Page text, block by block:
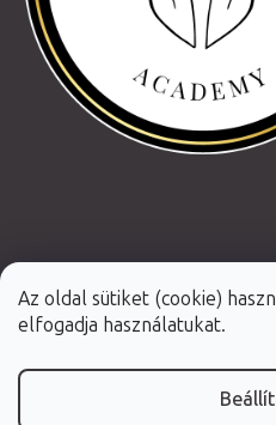
Az oldal sütiket (cookie)
elfogadja használatukat.